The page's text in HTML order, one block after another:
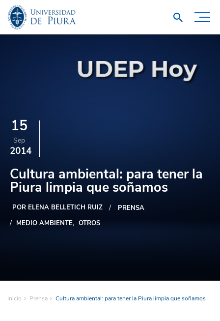
15
Sep
2014
Cultura ambiental: para tener la
Piura limpia que soñamos
POR ELENA BELLETICH RUIZ
PRENSA
MEDIO AMBIENTE
OTROS
Inicio Prensa Cultura ambiental: para tener la Piura limpia que soñamos